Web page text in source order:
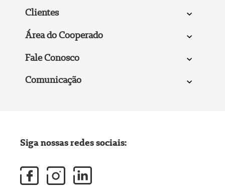
Clientes
Área do Cooperado
Fale Conosco
Comunicação
Siga nossas redes sociais: